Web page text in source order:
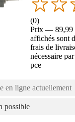
(0)
Prix — 89,99
affichés sont
frais de
nécessaire
pce
en ligne actuellement
possible